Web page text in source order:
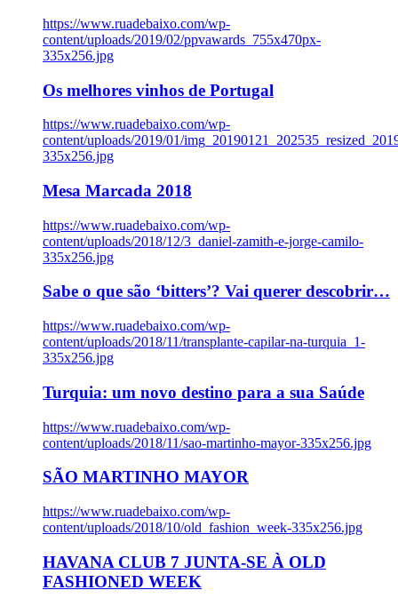
https://www.ruadebaixo.com/wp-
content/uploads/2019/02/ppvawards_755x470px-
335x256.jpg
Os melhores vinhos de Portugal
https://www.ruadebaixo.com/wp-
content/uploads/2019/01/
335x256.jpg
Mesa Marcada 2018
https://www.ruadebaixo.com/wp-
content/uploads/2018/12/3_daniel-zamith-e-jorge-camilo-
335x256.jpg
Sabe o que são ‘bitters’? Vai querer descobrir…
https://www.ruadebaixo.com/wp-
content/uploads/2018/11/transplante-capilar-na-turquia_1-
335x256.jpg
Turquia: um novo destino para a sua Saúde
https://www.ruadebaixo.com/wp-
content/uploads/2018/11/sao-martinho-mayor-335x256.jpg
SÃO MARTINHO MAYOR
https://www.ruadebaixo.com/wp-
content/uploads/2018/10/old_fashion_week-335x256.jpg
HAVANA CLUB 7 JUNTA-SE À OLD
FASHIONED WEEK